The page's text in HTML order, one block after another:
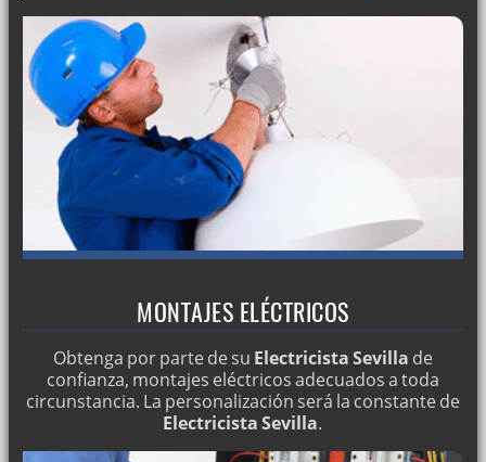
MONTAJES ELÉCTRICOS
Obtenga por parte de su Electricista Sevilla de
confianza, montajes eléctricos adecuados a toda
circunstancia. La personalización será la constante de
Electricista Sevilla.